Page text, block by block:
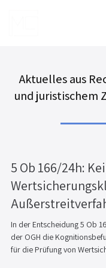
Aktuelles aus
und juristischem
5 Ob 166/24h:
In der Entscheidung 5 Ob
der OGH die
für die Prüfung von